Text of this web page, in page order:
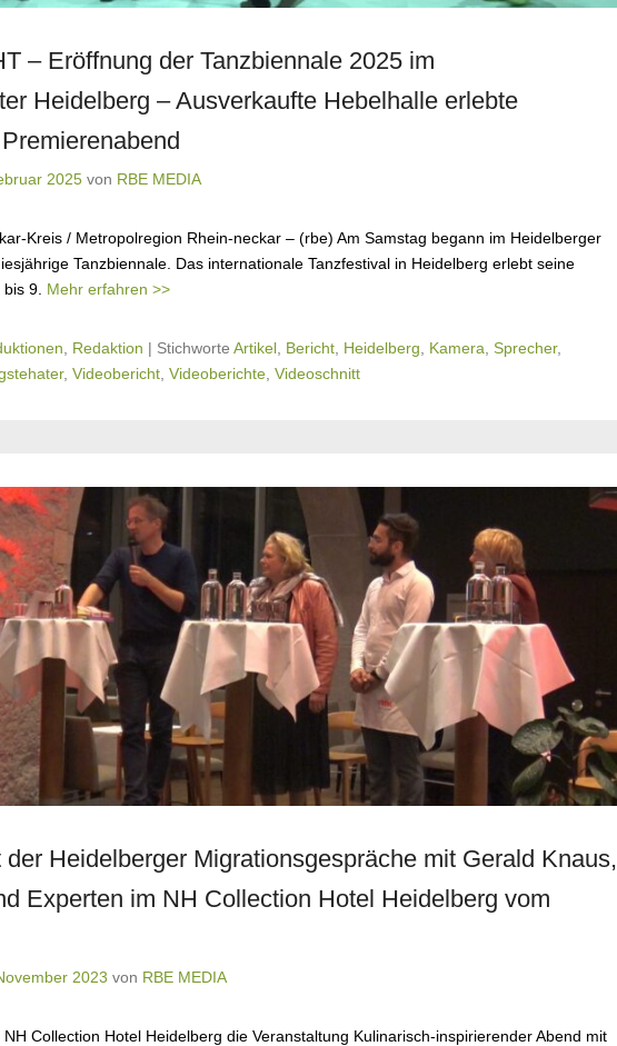
– Eröffnung der Tanzbiennale 2025 im
Heidelberg – Ausverkaufte Hebelhalle erlebte
2025 von RBE MEDIA
Kreis / Metropolregion Rhein-neckar – (rbe) Am Samstag begann im Heidelberger
Tanzbiennale. Das internationale Tanzfestival in Heidelberg erlebt seine
9. Mehr erfahren >>
Redaktion | Stichworte Artikel Bericht Heidelberg Kamera Sprecher,
, Videobericht Videoberichte Videoschnitt
Heidelberger Migrationsgespräche mit Gerald Knaus,
Experten im NH Collection Hotel Heidelberg vom
2023 von RBE MEDIA
Collection Hotel Heidelberg die Veranstaltung Kulinarisch-inspirierender Abend mit